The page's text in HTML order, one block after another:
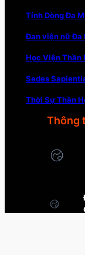
Tỉnh Dòng Đa
Đan viện nữ Đa
Học Viện Thần
Sedes
Thời Sự Thần
Thông